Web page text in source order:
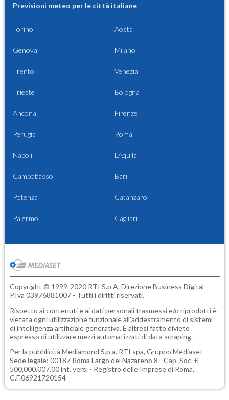
Previsioni meteo per le città italiane
Torino Aosta
Genova Milano
Trento Venezia
Trieste Bologna
Ancona Firenze
Perugia Roma
Napoli L'Aquila
Campobasso Bari
Potenza Catanzaro
Palermo Cagliari
Copyright © 1999-2020 RTI S.p.A. Direzione Business Digital -
P.Iva 03976881007 - Tutti i diritti riservati.
Rispetto ai contenuti e ai dati personali trasmessi e/o riprodotti è
vietata ogni utilizzazione funzionale all'addestramento di sistemi
di intelligenza artificiale generativa. È altresì fatto divieto
espresso di utilizzare mezzi automatizzati di data scraping.
Per la pubblicità Mediamond S.p.a. RTI spa, Gruppo Mediaset -
Sede legale: 00187 Roma Largo del Nazareno 8 - Cap. Soc. €
500.000.007,00 int. vers. - Registro delle Imprese di Roma,
C.F.06921720154